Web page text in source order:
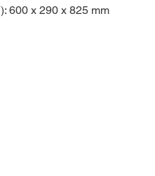
600 x 290 x 825 mm